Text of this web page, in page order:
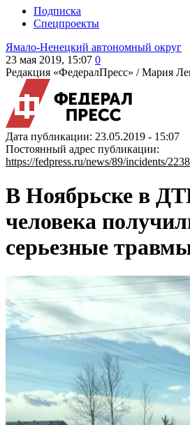
Подписка
Спецпроекты
Ямало-Ненецкий автономный округ
23 мая 2019, 15:07 0
Редакция «ФедералПресс» /Мария
Дата публикации: 23.05.2019 - 15:07
Постоянный адрес публикации:
https://fedpress.ru/news/89/incidents/
В Ноябрьске в
человека
серьезные